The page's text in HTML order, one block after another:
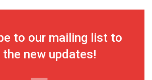
to our mailing list to
the new updates!